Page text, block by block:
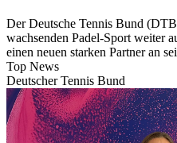
Der Deutsche Tennis Bund
wachsenden Padel-Sport weiter
einen neuen starken Partner an
Top News
Deutscher Tennis Bund